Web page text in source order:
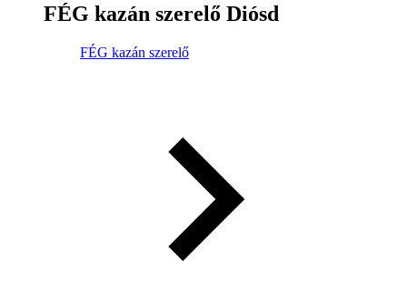
FÉG kazán szerelő Diósd
FÉG kazán szerelő